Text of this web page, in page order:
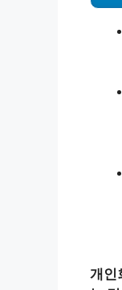
개인